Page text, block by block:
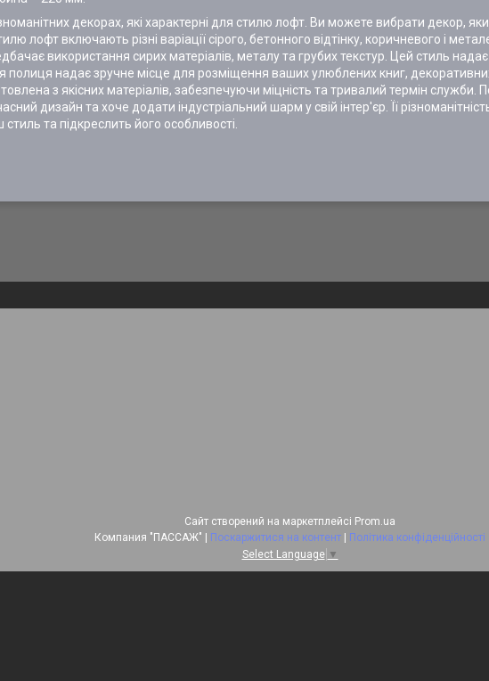
декорах, які характерні для стилю лофт. Ви можете вибрати декор,
лофт включають різні варіації сірого, бетонного відтінку, коричневого і
використання сирих матеріалів, металу та грубих текстур. Цей стиль надає
полиця надає зручне місце для розміщення ваших улюблених книг,
з якісних матеріалів, забезпечуючи міцність та тривалий термін служби.
дизайн та хоче додати індустріальний шарм у свій інтер'єр. Її
та підкреслить його особливості.
Сайт створений на маркетплейсі Prom.ua
Поскаржитися на контент
Політика конфіденційності
Select Language ▼